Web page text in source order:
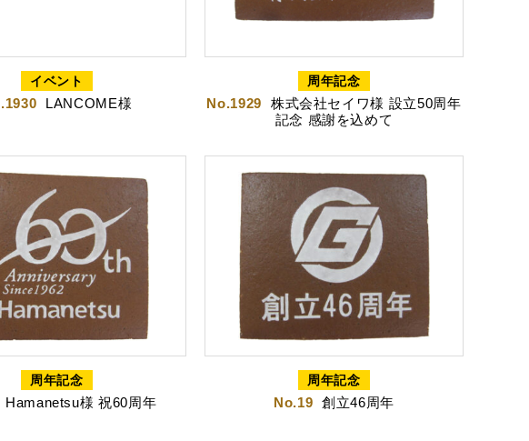
カステラ巻・三笠山
イベント
LANCOME様
周年記念
No.1929
株式会社セイワ様 設立50周年
記念 感謝を込めて
周年記念
Hamanetsu様 祝60周年
周年記念
No.19 創立46周年